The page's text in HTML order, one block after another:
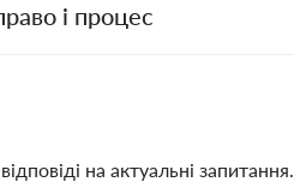
і процес
на актуальні